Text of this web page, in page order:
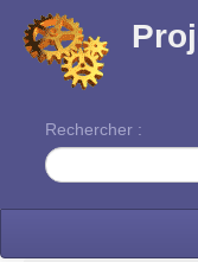
Rechercher :